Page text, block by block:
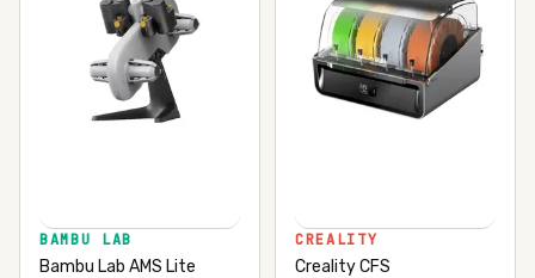
BAMBU LAB
Bambu Lab AMS Lite
CREALITY
Creality CFS